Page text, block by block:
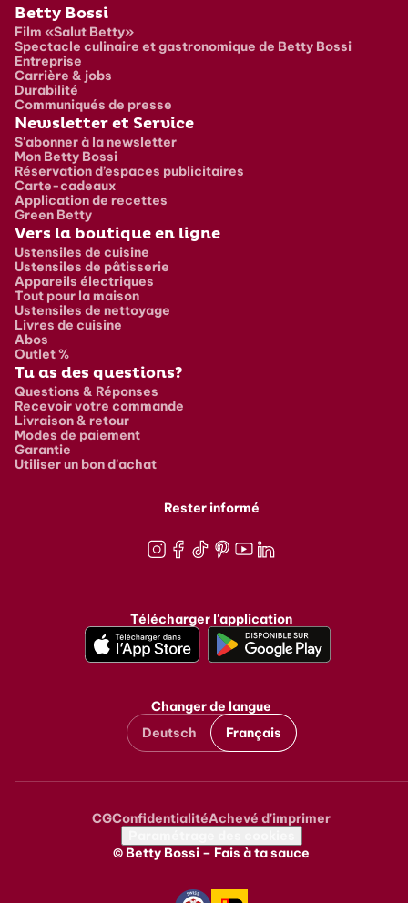
Pied de page
Betty Bossi
Film «Salut Betty»
Spectacle culinaire et gastronomique de Betty Bossi
Entreprise
Carrière & jobs
Durabilité
Communiqués de presse
Newsletter et Service
S'abonner à la newsletter
Mon Betty Bossi
Réservation d’espaces publicitaires
Carte-cadeaux
Application de recettes
Green Betty
Vers la boutique en ligne
Ustensiles de cuisine
Ustensiles de pâtisserie
Appareils électriques
Tout pour la maison
Ustensiles de nettoyage
Livres de cuisine
Abos
Outlet %
Tu as des questions?
Questions & Réponses
Recevoir votre commande
Livraison & retour
Modes de paiement
Garantie
Utiliser un bon d'achat
Rester informé
Télécharger l'application
Changer de langue
Deutsch
Français
Metanavigation
CGConfidentialitéAchevé d'imprimer
© Betty Bossi – Fais à ta sauce